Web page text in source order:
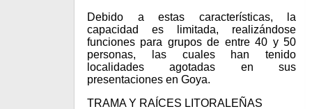
Debido a estas características, la
capacidad es limitada, realizándose
funciones para grupos de entre 40 y 50
personas, las cuales han tenido
localidades agotadas en sus
presentaciones en Goya.
TRAMA Y RAÍCES LITORALEÑAS